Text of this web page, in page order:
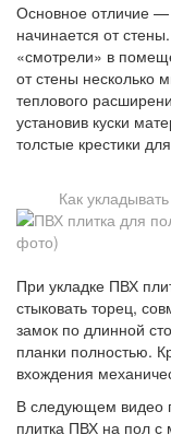
Основное отличие —
начинается от
«смотрели» в
от стены несколько
теплового
установив куски
толстые крестики
Как
При укладке ПВХ
стыковать торец,
замок по длинной
планки полностью.
вхождения
В следующем видео
плитка ПВХ на пол